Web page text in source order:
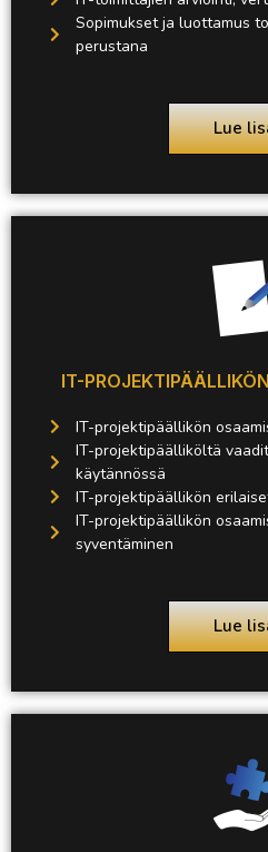
Sopimukset ja luottamus
perustana
Lue
IT-
IT-projektipäällikön
IT-projektipäälliköltä
käytännössä
IT-projektipäällikön
IT-projektipäällikön
syventäminen
Lue